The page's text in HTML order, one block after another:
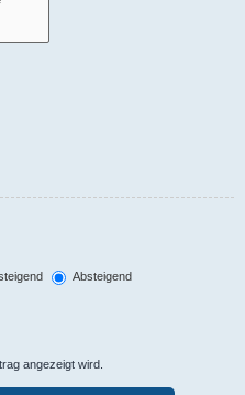
Absteigend
angezeigt wird.